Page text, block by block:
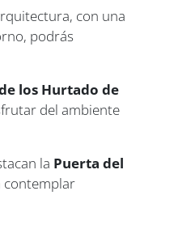
con una
podrás
los Hurtado de
del ambiente
la Puerta del
contemplar